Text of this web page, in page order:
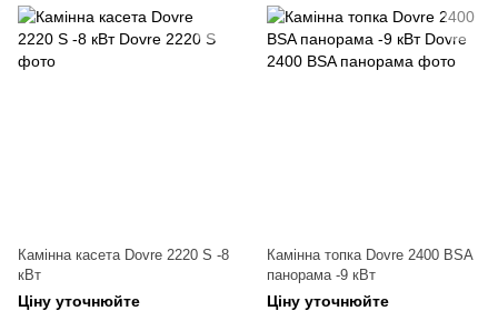
Камінна касета Dovre 2220 S -8
кВт
Ціну уточнюйте
Камінна топка Dovre 2400 BSA
панорама -9 кВт
Ціну уточнюйте